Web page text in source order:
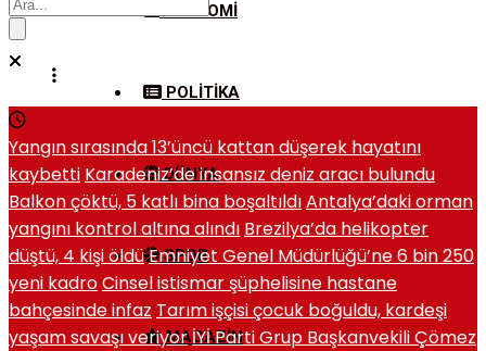
EKONOMI
POLITIKA
DÜNYA
SPOR
MAGAZIN
Yangın sırasında 13’üncü kattan düşerek hayatını
kaybetti Karadeniz’de insansız deniz aracı bulundu
Balkon çöktü, 5 katlı bina boşaltıldıAntalya’daki orman
yangını kontrol altına alındı Brezilya’da helikopter
düştü, 4 kişi öldüEmniyet Genel Müdürlüğü’ne 6 bin 250
yeni kadroCinsel istismar şüphelisine hastane
bahçesinde infaz Tarım işçisi çocuk boğuldu, kardeşi
yaşam savaşı veriyorİYİ Parti Grup Başkanvekili Çömez